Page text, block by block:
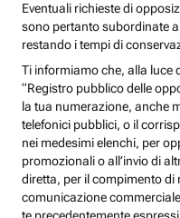
Eventuali richieste di
sono pertanto subordinate
restando i tempi di
Ti informiamo che, alla luce
“Registro pubblico delle
la tua numerazione, anche
telefonici pubblici, o il
nei medesimi elenchi, per
promozionali o all’invio di
diretta, per il compimento di
comunicazione